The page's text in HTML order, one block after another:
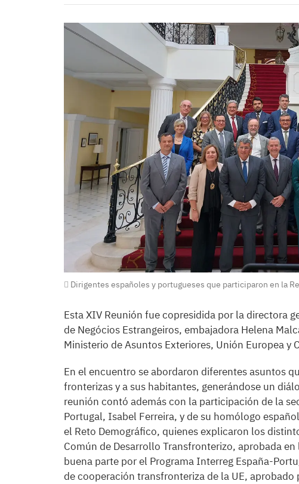
Dirigentes españoles y portugueses que participaron en la
Esta XIV Reunión fue copresidida por la directora
de Negócios Estrangeiros, embajadora Helena
Ministerio de Asuntos Exteriores, Unión Europea y
En el encuentro se abordaron diferentes asuntos
fronterizas y a sus habitantes, generándose un
reunión contó además con la participación de la
Portugal, Isabel Ferreira, y de su homólogo
el Reto Demográfico, quienes explicaron los
Común de Desarrollo Transfronterizo, aprobada
buena parte por el Programa Interreg España-
de cooperación transfronteriza de la UE,